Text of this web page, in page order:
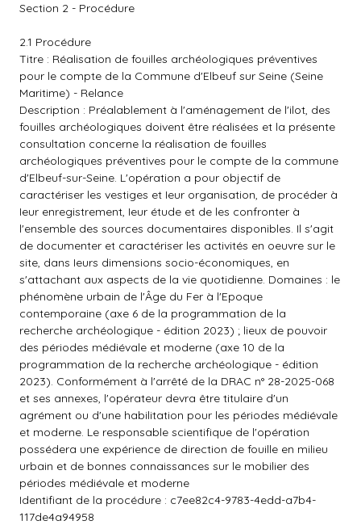
Section 2 - Procédure
2.1 Procédure
Titre : Réalisation de fouilles archéologiques préventives
pour le compte de la Commune d'Elbeuf sur Seine (Seine
Maritime) - Relance
Description : Préalablement à l'aménagement de l'ilot, des
fouilles archéologiques doivent être réalisées et la présente
consultation concerne la réalisation de fouilles
archéologiques préventives pour le compte de la commune
d'Elbeuf-sur-Seine. L'opération a pour objectif de
caractériser les vestiges et Ieur organisation, de procéder à
Ieur enregistrement, Ieur étude et de les confronter à
l'ensemble des sources documentaires disponibles. Il s'agit
de documenter et caractériser les activités en oeuvre sur le
site, dans Ieurs dimensions socio-économiques, en
s'attachant aux aspects de la vie quotidienne. Domaines : le
phénomène urbain de l'Âge du Fer à l'Epoque
contemporaine (axe 6 de la programmation de la
recherche archéologique - édition 2023) ; lieux de pouvoir
des périodes médiévale et moderne (axe 10 de la
programmation de la recherche archéologique - édition
2023). Conformément à l'arrêté de la DRAC n° 28-2025-068
et ses annexes, l'opérateur devra être titulaire d'un
agrément ou d'une habilitation pour les périodes médiévale
et moderne. Le responsable scientifique de l'opération
possédera une expérience de direction de fouille en milieu
urbain et de bonnes connaissances sur le mobilier des
périodes médiévale et moderne
Identifiant de la procédure : c7ee82c4-9783-4edd-a7b4-
117de4a94958